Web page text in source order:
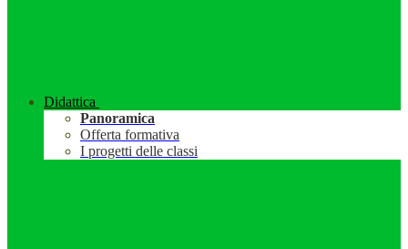
Didattica
Panoramica
Offerta formativa
I progetti delle classi